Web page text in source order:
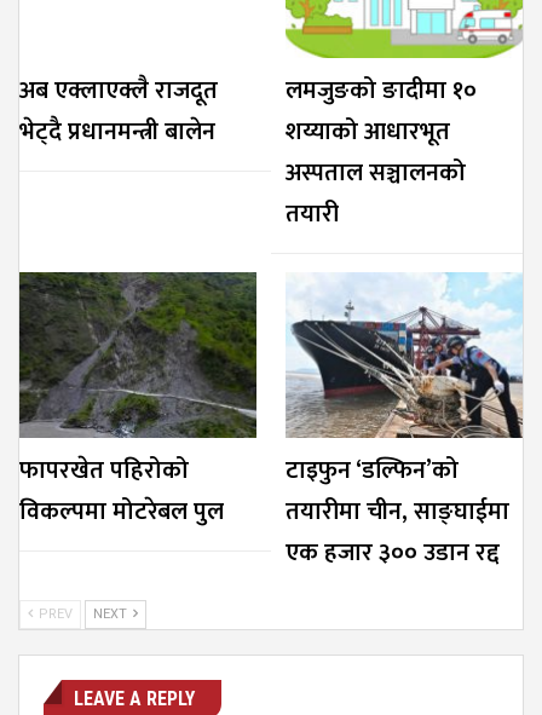
अब एक्लाएक्लै राजदूत
भेट्दै प्रधानमन्त्री बालेन
लमजुङको ङादीमा १०
शय्याको आधारभूत
अस्पताल सञ्चालनको
तयारी
फापरखेत पहिरोको
विकल्पमा मोटरेबल पुल
टाइफुन ‘डल्फिन’को
तयारीमा चीन, साङ्घाईमा
एक हजार ३०० उडान रद्द
PREV NEXT
LEAVE A REPLY